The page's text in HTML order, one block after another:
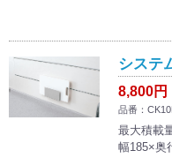
システ
8,800円
品番：
最大積載
幅185×奥